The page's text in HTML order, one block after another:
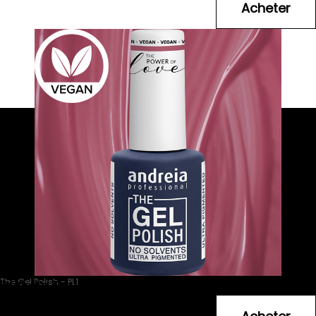
The Gel Polish - PL1
Andreia Professionnal Rose - Rose Girly
6.99 €